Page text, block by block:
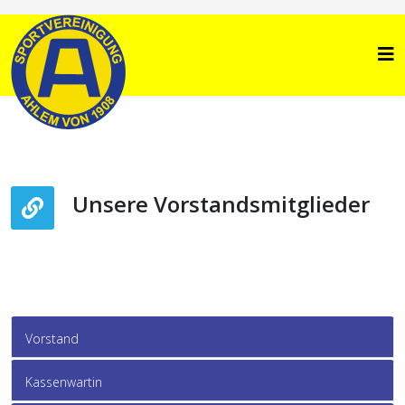
Unsere Vorstandsmitglieder
Vorstand
Kassenwartin